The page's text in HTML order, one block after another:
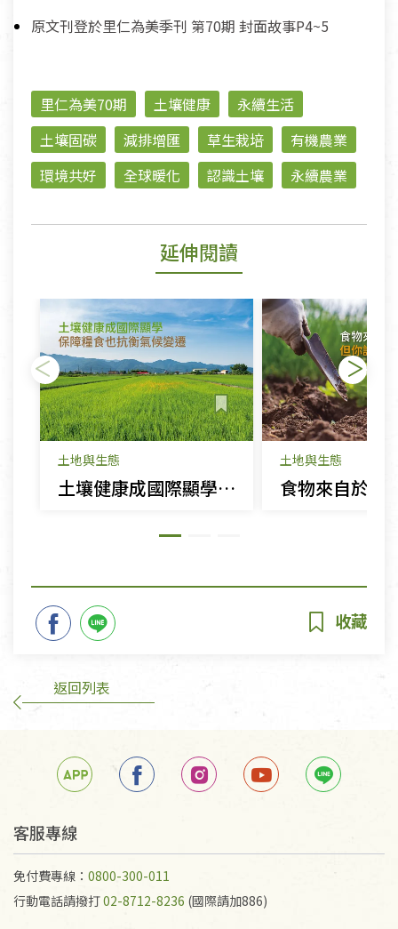
原文刊登於里仁為美季刊 第70期 封面故事P4~5
里仁為美70期 土壤健康
永續生活
土壤固碳
減排增匯 草生栽培
有機農業
環境共好
全球暖化 認識土壤 永續農業
延伸閱讀
土地與生態
土壤健康成國際顯學 保障糧食也抗衡氣候變遷
土地與生態
返回列表
客服專線
免付費專線： 0800-300-011
行動電話請撥打02-8712-8236 (國際請加886)